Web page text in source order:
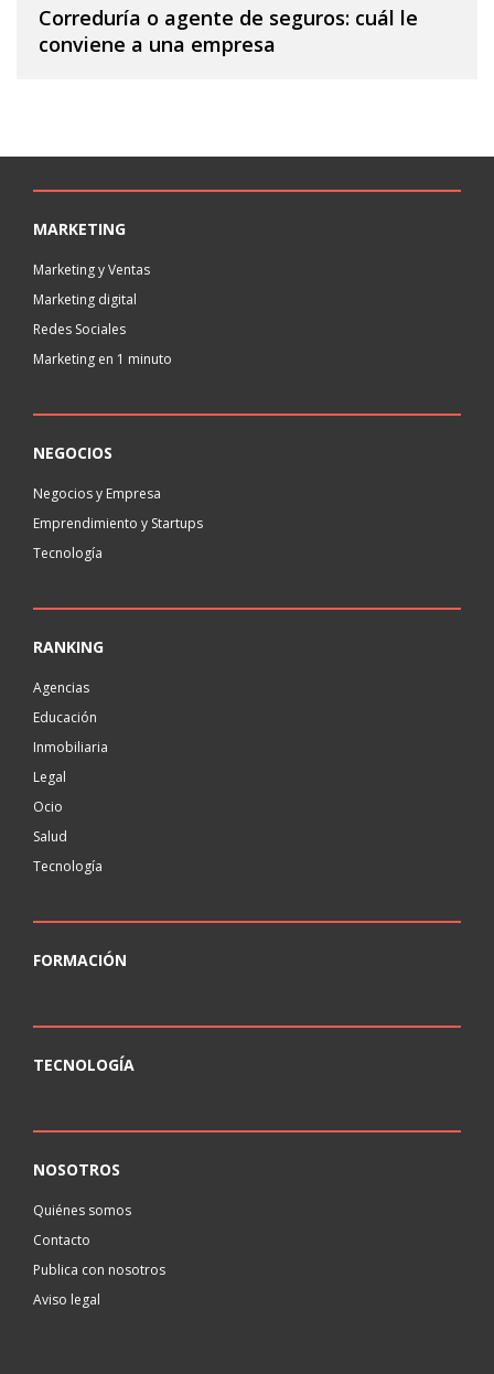
Correduría o agente de seguros: cuál le
conviene a una empresa
MARKETING
Marketing y Ventas
Marketing digital
Redes Sociales
Marketing en 1 minuto
NEGOCIOS
Negocios y Empresa
Emprendimiento y Startups
Tecnología
RANKING
Agencias
Educación
Inmobiliaria
Legal
Ocio
Salud
Tecnología
FORMACIÓN
TECNOLOGÍA
NOSOTROS
Quiénes somos
Contacto
Publica con nosotros
Aviso legal